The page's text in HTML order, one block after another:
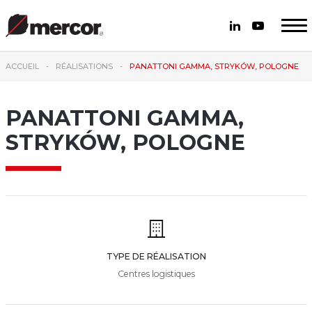
ACCUEIL RÉALISATIONS PANATTONI GAMMA, STRYKÓW, POLOGNE
PANATTONI GAMMA,
STRYKÓW, POLOGNE
TYPE DE RÉALISATION
Centres logistiques